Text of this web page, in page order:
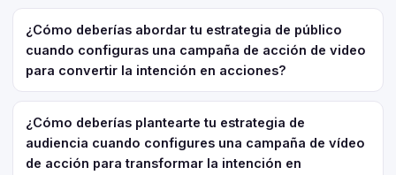
¿Cómo deberías abordar tu estrategia de público
cuando configuras una campaña de acción de video
para convertir la intención en acciones?
¿Cómo deberías plantearte tu estrategia de
audiencia cuando configures una campaña de vídeo
de acción para transformar la intención en